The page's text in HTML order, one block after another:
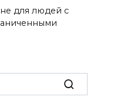
для людей с